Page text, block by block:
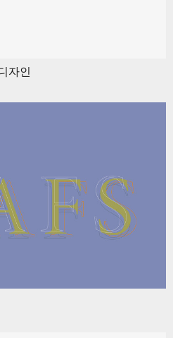
자인